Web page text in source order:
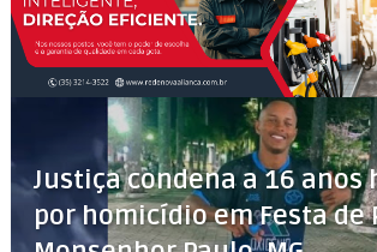
Justiça condena a 16 anos
por homicídio em Festa de